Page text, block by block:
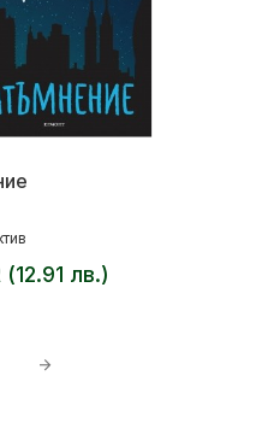
(12.91 лв.)